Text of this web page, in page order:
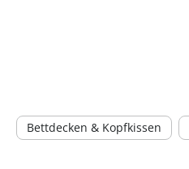
Bettdecken & Kopfkissen